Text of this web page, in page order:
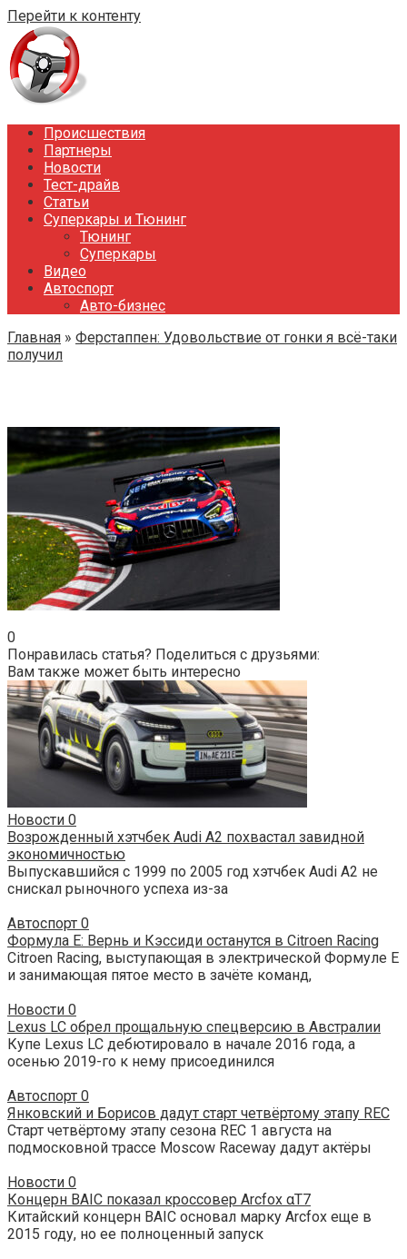
Перейти к контенту
Происшествия
Партнеры
Новости
Тест-драйв
Статьи
Суперкары и Тюнинг
Тюнинг
Суперкары
Видео
Автоспорт
Авто-бизнес
Главная » Ферстаппен: Удовольствие от гонки я всё-таки
получил
0
Понравилась статья? Поделиться с друзьями:
Вам также может быть интересно
Новости 0
Возрожденный хэтчбек Audi A2 похвастал завидной
экономичностью
Выпускавшийся с 1999 по 2005 год хэтчбек Audi A2 не
снискал рыночного успеха из-за
Автоспорт 0
Формула Е: Вернь и Кэссиди останутся в Citroen Racing
Citroen Racing, выступающая в электрической Формуле Е
и занимающая пятое место в зачёте команд,
Новости 0
Lexus LC обрел прощальную спецверсию в Австралии
Купе Lexus LC дебютировало в начале 2016 года, а
осенью 2019-го к нему присоединился
Автоспорт 0
Янковский и Борисов дадут старт четвёртому этапу REC
Старт четвёртому этапу сезона REC 1 августа на
подмосковной трассе Moscow Raceway дадут актёры
Новости 0
Концерн BAIC показал кроссовер Arcfox αT7
Китайский концерн BAIC основал марку Arcfox еще в
2015 году, но ее полноценный запуск